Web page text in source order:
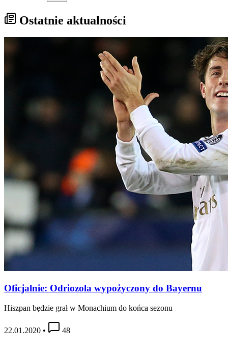
Ostatnie aktualności
Oficjalnie: Odriozola wypożyczony do Bayernu
Hiszpan będzie grał w Monachium do końca sezonu
22.01.2020 • 48